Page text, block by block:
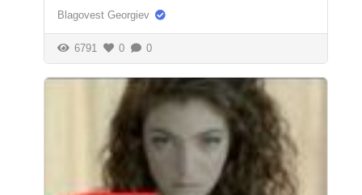
Blagovest Georgiev
6791 0 0